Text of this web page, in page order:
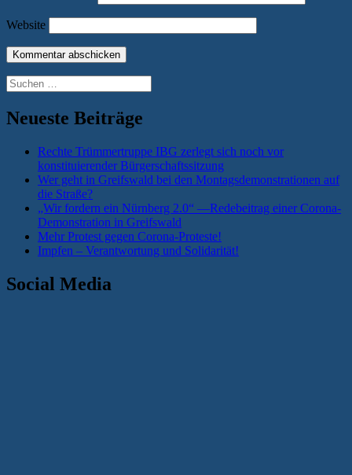
Website
Suchen
nach:
Neueste Beiträge
Rechte Trümmertruppe IBG zerlegt sich noch vor
konstituierender Bürgerschaftssitzung
Wer geht in Greifswald bei den Montagsdemonstrationen auf
die Straße?
„Wir fordern ein Nürnberg 2.0“ —Redebeitrag einer Corona-
Demonstration in Greifswald
Mehr Protest gegen Corona-Proteste!
Impfen – Verantwortung und Solidarität!
Social Media